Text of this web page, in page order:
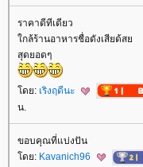
ราคาดีทีเดียว
กล้ร้านอาหารชื่อดังเสียด้ส
สุดยอดๆ
ดย: เริงฤดีนะ
น.
ขอบคุณที่แบ่งปัน
ดย: Kavanich96